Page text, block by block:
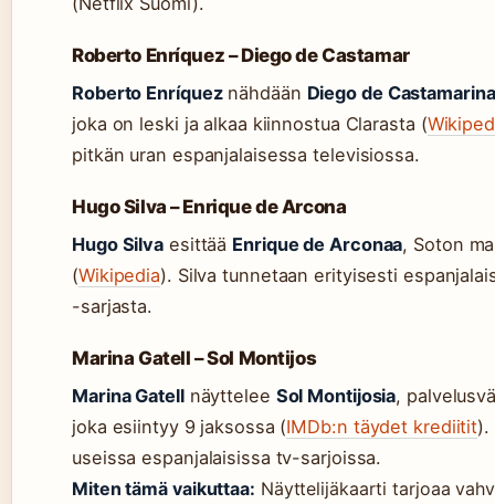
Roberto Enríquez – Diego de Castamar
Roberto Enríqueznähdään Diego de Castamarina
joka on leski ja alkaa kiinnostua Clarasta (
pitkän uran espanjalaisessa televisiossa.
Hugo Silva – Enrique de Arcona
Hugo Silva esittää Enrique de Arconaa, Soton
(Wikipedia). Silva tunnetaan erityisesti
-sarjasta.
Marina Gatell – Sol Montijos
Marina Gatellnäyttelee Sol Montijosia,
joka esiintyy 9 jaksossa (IMDb:n täydet krediitit).
useissa espanjalaisissa tv-sarjoissa.
Miten tämä vaikuttaa: Näyttelijäkaarti tarjoaa